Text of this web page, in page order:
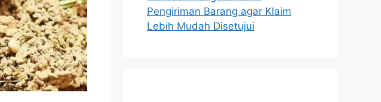
Pengiriman Barang agar Klaim
Lebih Mudah Disetujui